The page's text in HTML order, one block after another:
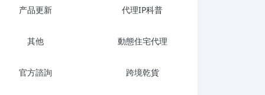
产品更新 代理IP科普
其他 動態住宅代理
官方諮詢 跨境乾貨